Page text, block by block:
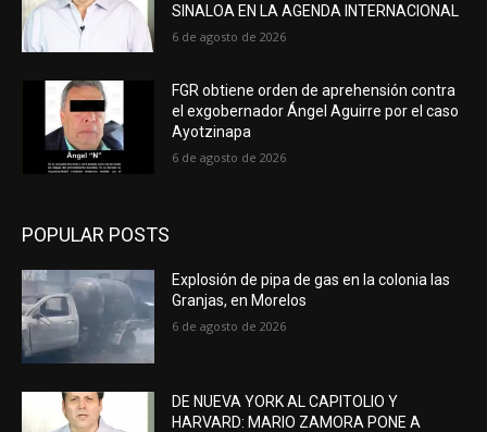
SINALOA EN LA AGENDA INTERNACIONAL
6 de agosto de 2026
FGR obtiene orden de aprehensión contra
el exgobernador Ángel Aguirre por el caso
Ayotzinapa
6 de agosto de 2026
POPULAR POSTS
Explosión de pipa de gas en la colonia las
Granjas, en Morelos
6 de agosto de 2026
DE NUEVA YORK AL CAPITOLIO Y
HARVARD: MARIO ZAMORA PONE A